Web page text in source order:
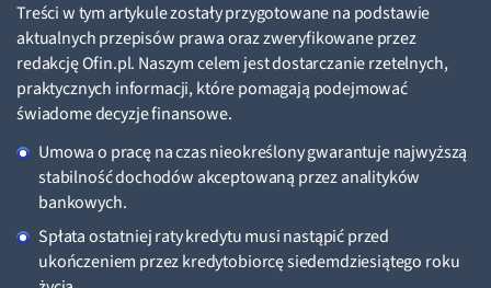
Treści w tym artykule zostały przygotowane na podstawie
aktualnych przepisów prawa oraz zweryfikowane przez
redakcję Ofin.pl. Naszym celem jest dostarczanie rzetelnych,
praktycznych informacji, które pomagają podejmować
świadome decyzje finansowe.
Umowa o pracę na czas nieokreślony gwarantuje najwyższą
stabilność dochodów akceptowaną przez analityków
bankowych.
Spłata ostatniej raty kredytu musi nastąpić przed
ukończeniem przez kredytobiorcę siedemdziesiątego roku